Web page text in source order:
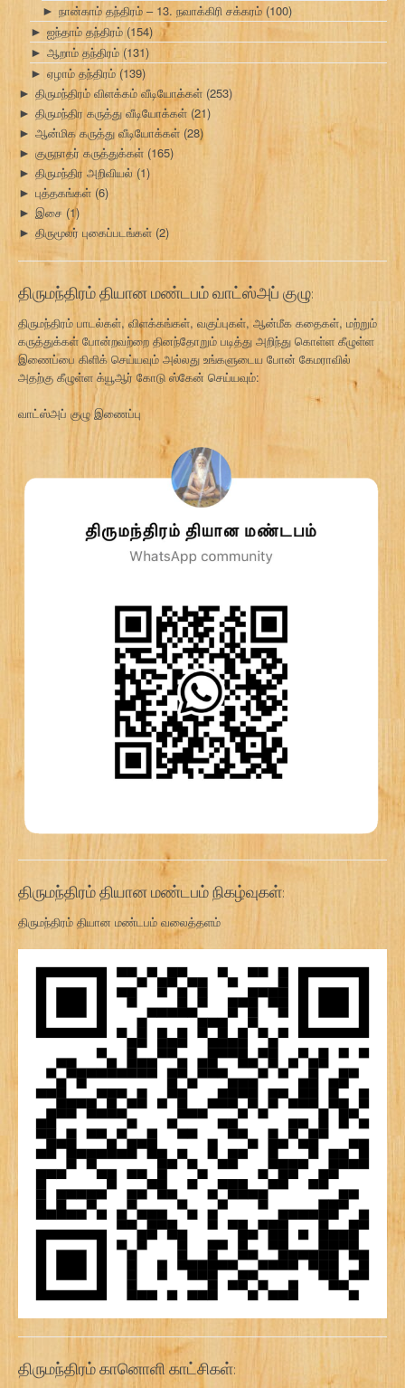
► நான்காம் தந்திரம் – 13. நவாக்கிரி சக்கரம் (100)
► ஐந்தாம் தந்திரம் (154)
► ஆறாம் தந்திரம் (131)
► ஏழாம் தந்திரம் (139)
► திருமந்திரம் விளக்கம் வீடியோக்கள் (253)
► திருமந்திர கருத்து வீடியோக்கள் (21)
► ஆன்மிக கருத்து வீடியோக்கள் (28)
► குருநாதர் கருத்துக்கள் (165)
► திருமந்திர அறிவியல் (1)
► புத்தகங்கள் (6)
► இசை (1)
► திருமூலர் புகைப்படங்கள் (2)
திருமந்திரம் தியான மண்டபம் வாட்ஸ்அப் குழு:
திருமந்திரம் பாடல்கள், விளக்கங்கள், வகுப்புகள், ஆன்மீக கதைகள், மற்றும்
கருத்துக்கள் போன்றவற்றை தினந்தோறும் படித்து அறிந்து கொள்ள கீழுள்ள
இணைப்பை கிளிக் செய்யவும் அல்லது உங்களுடைய போன் கேமராவில்
அதற்கு கீழுள்ள க்யூஆர் கோடு ஸ்கேன் செய்யவும்:
வாட்ஸ்அப் குழு இணைப்பு
திருமந்திரம் தியான மண்டபம் நிகழ்வுகள்:
திருமந்திரம் தியான மண்டபம் வலைத்தளம்
திருமந்திரம் கானொளி காட்சிகள்: